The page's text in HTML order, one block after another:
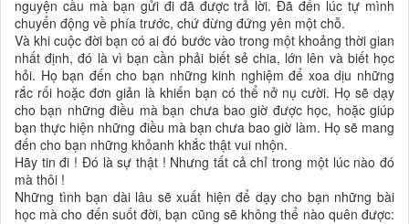
nguyện cầu mà bạn gửi đi đã được trả lời. Đã đến lúc tự mình
chuyển động về phía trước, chứ đừng đứng yên một chỗ.
Và khi cuộc đời bạn có ai đó bước vào trong một khoảng thời gian
nhất định, đó là vì bạn cần phải biết sẻ chia, lớn lên và biết học
hỏi. Họ bạn đến cho bạn những kinh nghiệm để xoa dịu những
rắc rối hoặc đơn giản là khiến bạn có thể nở nụ cười. Họ sẽ dạy
cho bạn những điều mà bạn chưa bao giờ được học, hoặc giúp
bạn thực hiện những điều mà bạn chưa bao giờ làm. Họ sẽ mang
đến cho bạn những khỏanh khắc thật vui nhộn.
Hãy tin đi ! Đó là sự thật ! Nhưng tất cả chỉ trong một lúc nào đó
mà thôi !
Những tình bạn dài lâu sẽ xuất hiện để dạy cho bạn những bài
học mà cho đến suốt đời, bạn cũng sẽ không thể nào quên được: